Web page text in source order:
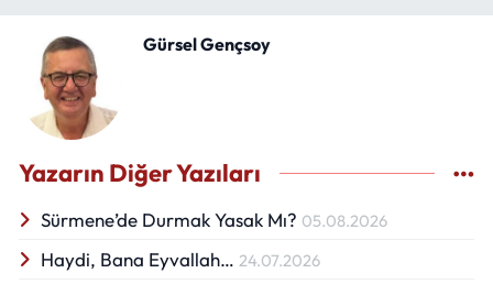
Gürsel Gençsoy
Yazarın Diğer Yazıları
Sürmene’de Durmak Yasak Mı? 05.08.2026
Haydi, Bana Eyvallah… 24.07.2026